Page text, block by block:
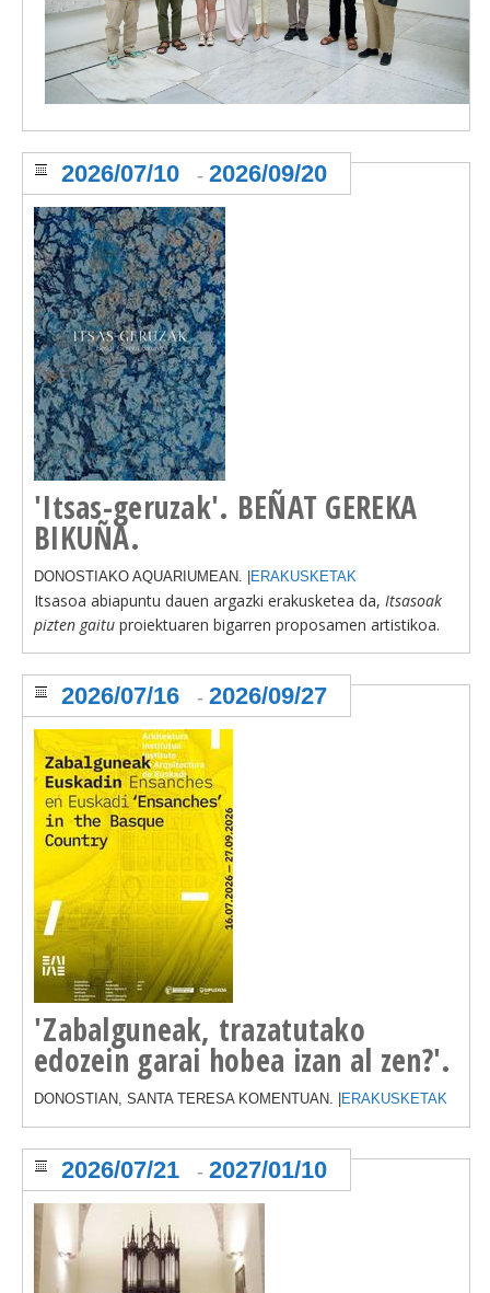
'Itsas-geruzak'. BEÑAT GEREKA
BIKUÑA.
2026/07/10 - 2026/09/20
DONOSTIAKO AQUARIUMEAN. | ERAKUSKETAK
Itsasoa abiapuntu dauen argazki erakusketea da, Itsasoak
pizten gaitu proiektuaren bigarren proposamen artistikoa.
'Zabalguneak, trazatutako
edozein garai hobea izan al zen?'.
2026/07/16 - 2026/09/27
DONOSTIAN, SANTA TERESA KOMENTUAN. | ERAKUSKETAK
2026/07/21 - 2027/01/10